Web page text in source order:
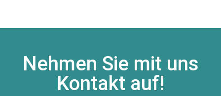
Nehmen Sie mit uns
Kontakt auf!